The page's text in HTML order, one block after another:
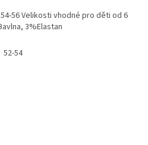
54-56 Velikosti vhodné pro děti od 6
3%Elastan
52-54